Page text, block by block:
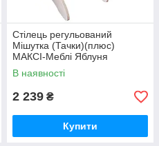
Стілець регульований
Мішутка (Тачки)(плюс)
МАКСІ-Меблі Яблуня
локарно/Дуб молочний
(10453)
В наявності
2 239 ₴
Купити